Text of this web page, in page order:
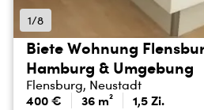
1/8
Biete Wohnung
Hamburg & Umgebung
Flensburg, Neustadt
400 € 36 m² 1,5 Zi.